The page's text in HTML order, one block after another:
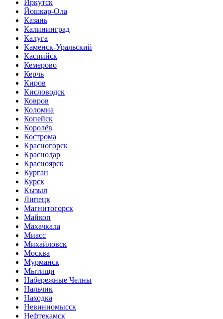
Иркутск
Йошкар-Ола
Казань
Калининград
Калуга
Каменск-Уральский
Каспийск
Кемерово
Керчь
Киров
Кисловодск
Ковров
Коломна
Копейск
Королёв
Кострома
Красногорск
Краснодар
Красноярск
Курган
Курск
Кызыл
Липецк
Магнитогорск
Майкоп
Махачкала
Миасс
Михайловск
Москва
Мурманск
Мытищи
Набережные Челны
Нальчик
Находка
Невинномысск
Нефтекамск